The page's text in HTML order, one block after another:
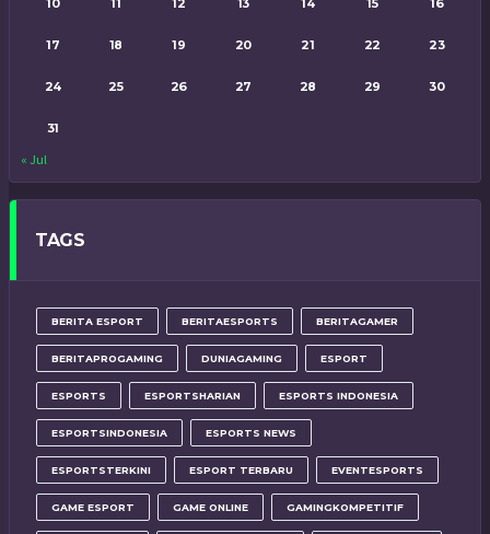
17 18 19 20 21 22 23
24 25 26 27 28 29 30
31
« Jul
TAGS
BERITA ESPORT BERITAESPORTS BERITAGAMER
BERITAPROGAMING DUNIAGAMING ESPORT
ESPORTS ESPORTSHARIAN ESPORTS INDONESIA
ESPORTSINDONESIA ESPORTS NEWS
ESPORTSTERKINI ESPORT TERBARU EVENTESPORTS
GAME ESPORT GAME ONLINE GAMINGKOMPETITIF